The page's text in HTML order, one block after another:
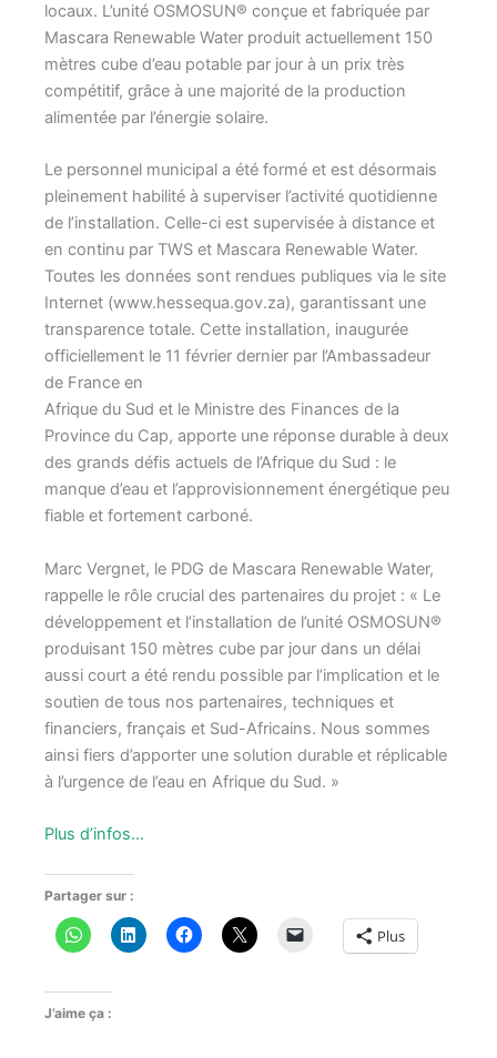
locaux. L’unité OSMOSUN® conçue et fabriquée par
Mascara Renewable Water produit actuellement 150
mètres cube d’eau potable par jour à un prix très
compétitif, grâce à une majorité de la production
alimentée par l’énergie solaire.
Le personnel municipal a été formé et est désormais
pleinement habilité à superviser l’activité quotidienne
de l’installation. Celle-ci est supervisée à distance et
en continu par TWS et Mascara Renewable Water.
Toutes les données sont rendues publiques via le site
Internet (www.hessequa.gov.za), garantissant une
transparence totale. Cette installation, inaugurée
officiellement le 11 février dernier par l’Ambassadeur
de France en
Afrique du Sud et le Ministre des Finances de la
Province du Cap, apporte une réponse durable à deux
des grands défis actuels de l’Afrique du Sud : le
manque d’eau et l’approvisionnement énergétique peu
fiable et fortement carboné.
Marc Vergnet, le PDG de Mascara Renewable Water,
rappelle le rôle crucial des partenaires du projet : « Le
développement et l’installation de l’unité OSMOSUN®
produisant 150 mètres cube par jour dans un délai
aussi court a été rendu possible par l’implication et le
soutien de tous nos partenaires, techniques et
financiers, français et Sud-Africains. Nous sommes
ainsi fiers d’apporter une solution durable et réplicable
à l’urgence de l’eau en Afrique du Sud. »
Plus d’infos…
Partager sur :
Plus
J’aime ça :